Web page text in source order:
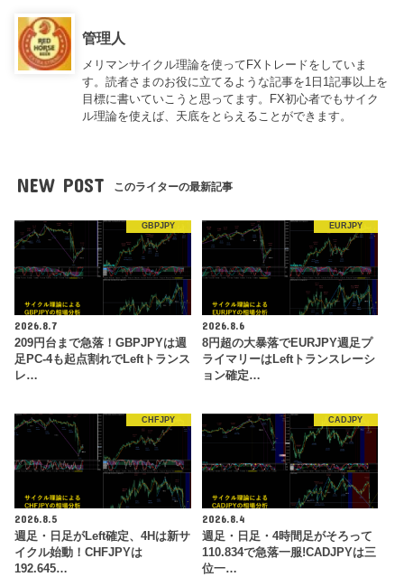
管理人
メリマンサイクル理論を使ってFXトレードをしていま
す。読者さまのお役に立てるような記事を1日1記事以上を
目標に書いていこうと思ってます。FX初心者でもサイク
ル理論を使えば、天底をとらえることができます。
NEW POST このライターの最新記事
GBPJPY
2026.8.7
209円台まで急落！GBPJPYは週
足PC-4も起点割れでLeftトランス
レ…
EURJPY
2026.8.6
8円超の大暴落でEURJPY週足プ
ライマリーはLeftトランスレーシ
ョン確定…
CHFJPY
2026.8.5
週足・日足がLeft確定、4Hは新サ
イクル始動！CHFJPYは
192.645…
CADJPY
2026.8.4
週足・日足・4時間足がそろって
110.834で急落一服!CADJPYは三
位一…